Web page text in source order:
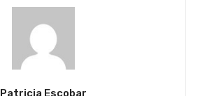
Patricia Escobar